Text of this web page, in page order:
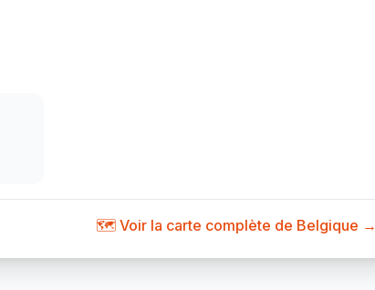
🗺️ Voir la carte complète de Belgique →